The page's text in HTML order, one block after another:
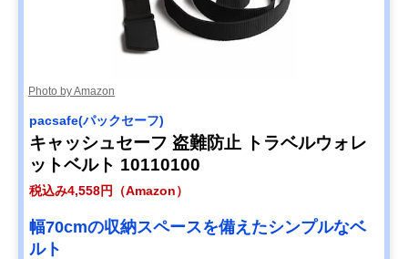
Photo by Amazon
pacsafe(パックセーフ)
キャッシュセーフ 盗難防止 トラベルウォレ
ットベルト 10110100
税込み4,558円（Amazon）
幅70cmの収納スペースを備えたシンプルなベ
ルト